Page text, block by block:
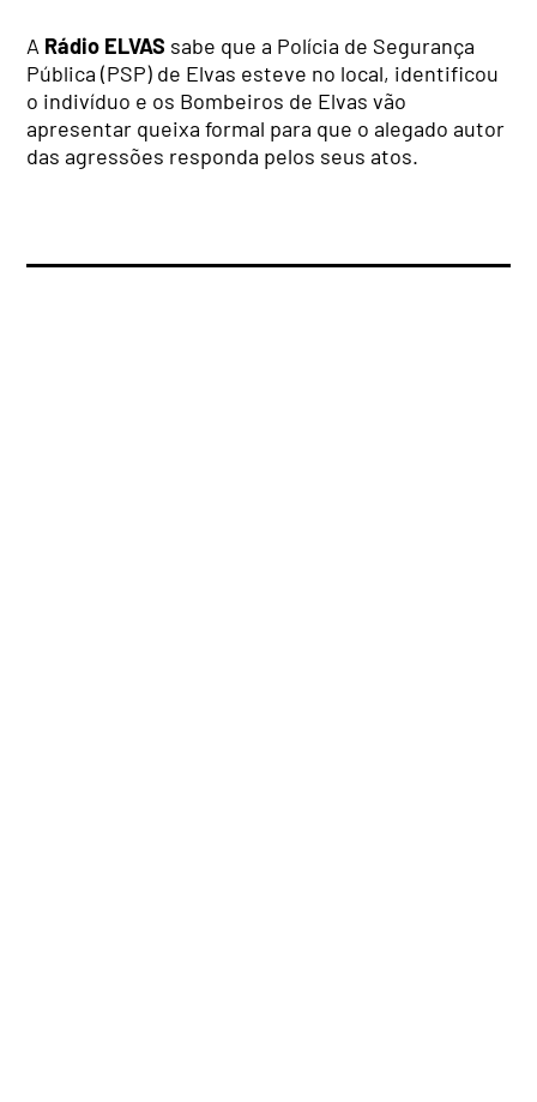
A Rádio ELVAS sabe que a Polícia de Segurança
Pública (PSP) de Elvas esteve no local, identificou
o indivíduo e os Bombeiros de Elvas vão
apresentar queixa formal para que o alegado autor
das agressões responda pelos seus atos.